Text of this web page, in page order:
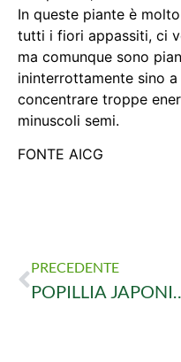
In queste piante è
tutti i fiori appassiti, ci
ma comunque sono
ininterrottamente sino
concentrare troppe
minuscoli semi.
FONTE AICG
PRECEDENTE
POPILLIA JAPONICA: